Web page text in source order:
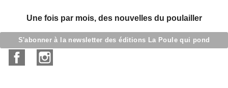
Une fois par mois, des nouvelles du poulailler
S'abonner à la newsletter des éditions La Poule qui pond
Facebook